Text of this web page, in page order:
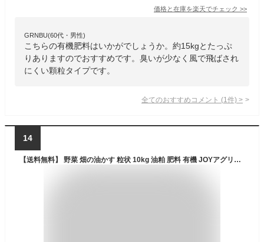
価格と在庫を楽天でチェック >>
GRNBU(60代・男性)
こちらの有機肥料はいかがでしょうか。約15kgとたっぷ
りありますのでおすすめです。臭いが少なく風で飛ばされ
にくい顆粒タイプです。
全てのおすすめコメント (1 件) >
14
【送料無料】 野菜 畑の油かす 粒状 10kg 油粕 肥料 有機 JOYアグリスN:4.8 P:2.5 K:2.5